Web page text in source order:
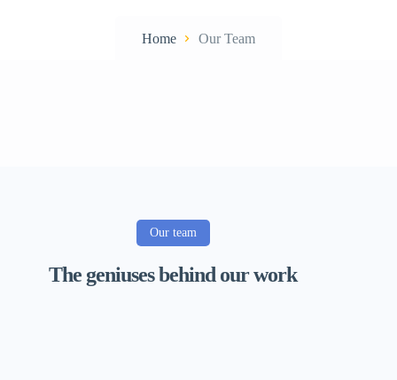
Home Our Team
Our team
The geniuses behind our work